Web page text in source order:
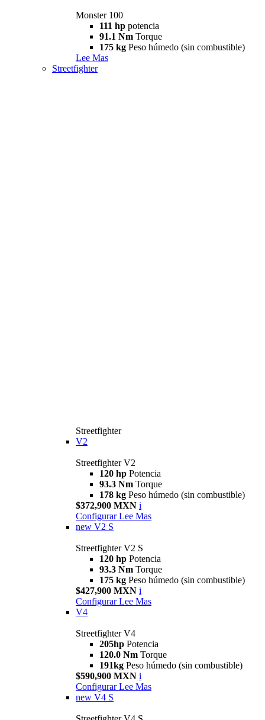
Monster 100
111 hp potencia
91.1 Nm Torque
175 kg Peso húmedo (sin combustible)
Lee Mas
Streetfighter
Streetfighter
V2
Streetfighter V2
120 hp Potencia
93.3 Nm Torque
178 kg Peso húmedo (sin combustible)
$372,900 MXN i
Configurar Lee Mas
new V2 S
Streetfighter V2 S
120 hp Potencia
93.3 Nm Torque
175 kg Peso húmedo (sin combustible)
$427,900 MXN i
Configurar Lee Mas
V4
Streetfighter V4
205hp Potencia
120.0 Nm Torque
191kg Peso húmedo (sin combustible)
$590,900 MXN i
Configurar Lee Mas
new V4 S